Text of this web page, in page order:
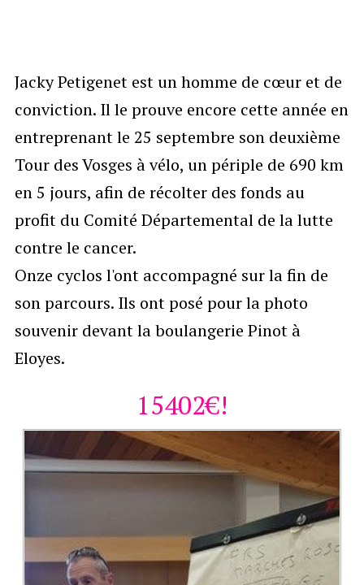
Jacky Petigenet est un homme de cœur et de
conviction. Il le prouve encore cette année en
entreprenant le 25 septembre son deuxième
Tour des Vosges à vélo, un périple de 690 km
en 5 jours, afin de récolter des fonds au
profit du Comité Départemental de la lutte
contre le cancer.
Onze cyclos l'ont accompagné sur la fin de
son parcours. Ils ont posé pour la photo
souvenir devant la boulangerie Pinot à
Eloyes.
15402€!